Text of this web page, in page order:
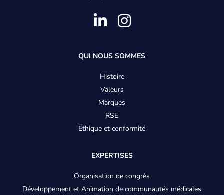
QUI NOUS SOMMES
Histoire
Valeurs
Marques
RSE
Éthique et conformité
EXPERTISES
Organisation de congrès
Développement et Animation de communautés médicales